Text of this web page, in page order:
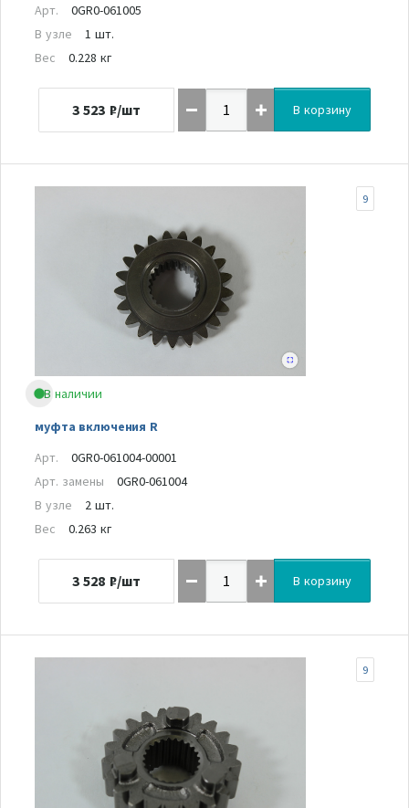
Арт.
0GR0-061005
В узле
1 шт.
Вес
0.228 кг
3 523 ₽/шт В корзину
В наличии
муфта включения R
9
Арт.
0GR0-061004-00001
Арт. замены
0GR0-061004
В узле
2 шт.
Вес
0.263 кг
3 528 ₽/шт В корзину
9